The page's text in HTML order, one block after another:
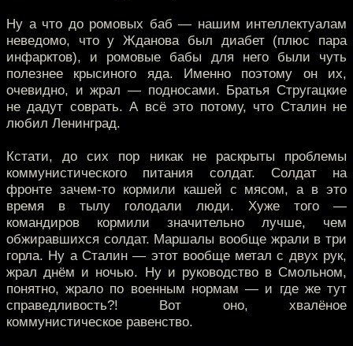
Ну а что до ромовых баб — нашим интеллектуалам
неведомо, что у Жданова был диабет (плюс пара
инфарктов), и ромовые бабы для него были чуть
полезнее крысиного яда. Именно поэтому он их,
очевидно, и жрал — подносами. Братья Стругацкие
не дадут соврать. А всё это потому, что Сталин не
любил Ленинград.
Кстати, до сих пор никак не раскрыты проблемы
коммунистического питания солдат. Солдат на
фронте зачем-то кормили кашей с мясом, а в это
время в тылу голодали люди. Хуже того —
командиров кормили значительно лучше, чем
обжиравшихся солдат. Маршалы вообще жрали в три
горла. Ну а Сталин — этот вообще метал с двух рук,
жрал днём и ночью. Ну и руководство в Смольном,
понятно, жрало по военным нормам — и где же тут
справедливость?! Вот оно, хвалёное
коммунистическое равенство.